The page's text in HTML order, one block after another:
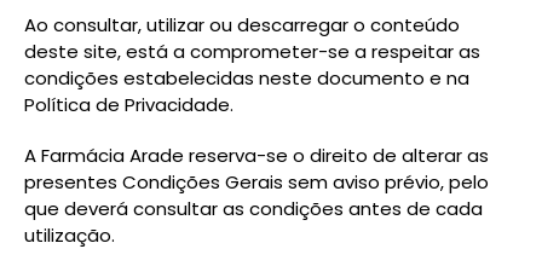
Ao consultar, utilizar ou descarregar o conteúdo
deste site, está a comprometer-se a respeitar as
condições estabelecidas neste documento e na
Política de Privacidade.
A Farmácia Arade reserva-se o direito de alterar as
presentes Condições Gerais sem aviso prévio, pelo
que deverá consultar as condições antes de cada
utilização.